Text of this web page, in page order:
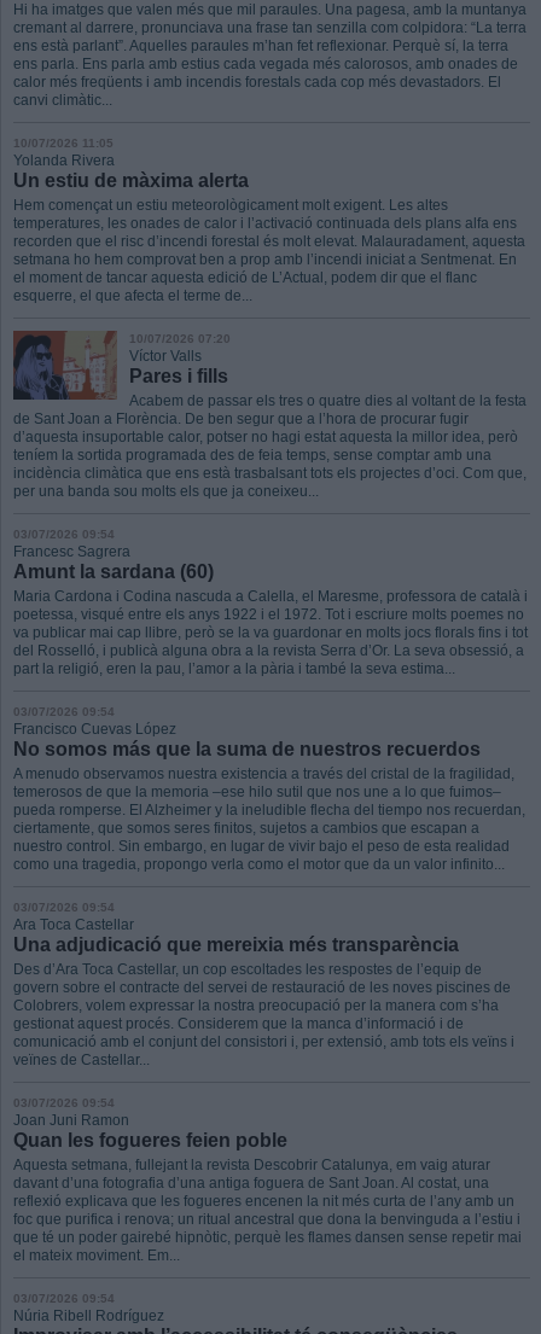
Hi ha imatges que valen més que mil paraules. Una pagesa, amb la muntanya
cremant al darrere, pronunciava una frase tan senzilla com colpidora: “La terra
ens està parlant”. Aquelles paraules m’han fet reflexionar. Perquè sí, la terra
ens parla. Ens parla amb estius cada vegada més calorosos, amb onades de
calor més freqüents i amb incendis forestals cada cop més devastadors. El
canvi climàtic...
10/07/2026 11:05
Yolanda Rivera
Un estiu de màxima alerta
Hem començat un estiu meteorològicament molt exigent. Les altes
temperatures, les onades de calor i l’activació continuada dels plans alfa ens
recorden que el risc d’incendi forestal és molt elevat. Malauradament, aquesta
setmana ho hem comprovat ben a prop amb l’incendi iniciat a Sentmenat. En
el moment de tancar aquesta edició de L’Actual, podem dir que el flanc
esquerre, el que afecta el terme de...
10/07/2026 07:20
Víctor Valls
Pares i fills
Acabem de passar els tres o quatre dies al voltant de la festa
de Sant Joan a Florència. De ben segur que a l’hora de procurar fugir
d’aquesta insuportable calor, potser no hagi estat aquesta la millor idea, però
teníem la sortida programada des de feia temps, sense comptar amb una
incidència climàtica que ens està trasbalsant tots els projectes d’oci. Com que,
per una banda sou molts els que ja coneixeu...
03/07/2026 09:54
Francesc Sagrera
Amunt la sardana (60)
Maria Cardona i Codina nascuda a Calella, el Maresme, professora de català i
poetessa, visqué entre els anys 1922 i el 1972. Tot i escriure molts poemes no
va publicar mai cap llibre, però se la va guardonar en molts jocs florals fins i tot
del Rosselló, i publicà alguna obra a la revista Serra d’Or. La seva obsessió, a
part la religió, eren la pau, l’amor a la pària i també la seva estima...
03/07/2026 09:54
Francisco Cuevas López
No somos más que la suma de nuestros recuerdos
A menudo observamos nuestra existencia a través del cristal de la fragilidad,
temerosos de que la memoria –ese hilo sutil que nos une a lo que fuimos–
pueda romperse. El Alzheimer y la ineludible flecha del tiempo nos recuerdan,
ciertamente, que somos seres finitos, sujetos a cambios que escapan a
nuestro control. Sin embargo, en lugar de vivir bajo el peso de esta realidad
como una tragedia, propongo verla como el motor que da un valor infinito...
03/07/2026 09:54
Ara Toca Castellar
Una adjudicació que mereixia més transparència
Des d’Ara Toca Castellar, un cop escoltades les respostes de l’equip de
govern sobre el contracte del servei de restauració de les noves piscines de
Colobrers, volem expressar la nostra preocupació per la manera com s’ha
gestionat aquest procés. Considerem que la manca d’informació i de
comunicació amb el conjunt del consistori i, per extensió, amb tots els veïns i
veïnes de Castellar...
03/07/2026 09:54
Joan Juni Ramon
Quan les fogueres feien poble
Aquesta setmana, fullejant la revista Descobrir Catalunya, em vaig aturar
davant d’una fotografia d’una antiga foguera de Sant Joan. Al costat, una
reflexió explicava que les fogueres encenen la nit més curta de l’any amb un
foc que purifica i renova; un ritual ancestral que dona la benvinguda a l’estiu i
que té un poder gairebé hipnòtic, perquè les flames dansen sense repetir mai
el mateix moviment. Em...
03/07/2026 09:54
Núria Ribell Rodríguez